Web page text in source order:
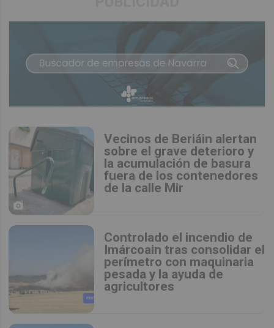
Vecinos de Beriáin alertan
sobre el grave deterioro y
la acumulación de basura
fuera de los contenedores
de la calle Mir
Controlado el incendio de
Imárcoain tras consolidar el
perímetro con maquinaria
pesada y la ayuda de
agricultores